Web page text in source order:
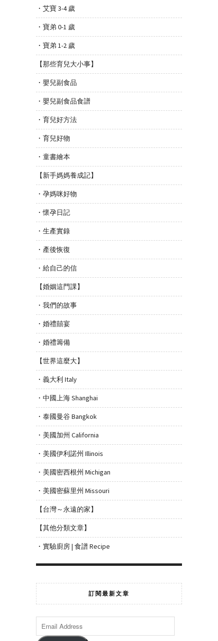
・艾寶 3-4 歲
・寶弟 0-1 歲
・寶弟 1-2 歲
【那些育兒大小事】
・嬰兒副食品
・嬰兒副食品食譜
・育兒好方法
・育兒好物
・童書繪本
【新手媽媽養成記】
・孕媽咪好物
・懷孕日記
・生產實錄
・產後恢復
・給自己的信
【婚姻這門課】
・我們的故事
・婚禮囍宴
・婚禮籌備
【世界這麼大】
・義大利 Italy
・中國上海 Shanghai
・泰國曼谷 Bangkok
・美國加州 California
・美國伊利諾州 Illinois
・美國密西根州 Michigan
・美國密蘇里州 Missouri
【台灣～永遠的家】
【其他分類文章】
・實驗廚房 | 食譜 Recipe
訂閱最新文章